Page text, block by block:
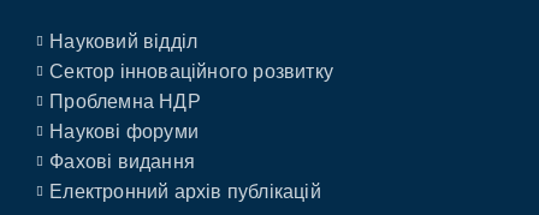
Науковий відділ
Сектор інноваційного розвитку
Проблемна НДР
Наукові форуми
Фахові видання
Електронний архів публікацій